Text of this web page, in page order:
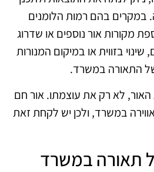
במקרים בהם רמות הלומנים
מקורות אור נוספים או שדרוג
בזווית או במיקום המנורות
התאורה במשרד.
האור, לא רק את עוצמתו. אור חם
במשרד, ולכן יש לקחת זאת
תאורה במשרד